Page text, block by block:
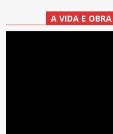
A VIDA E